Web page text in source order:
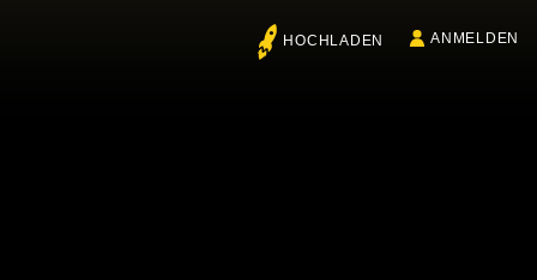
HOCHLADEN ANMELDEN